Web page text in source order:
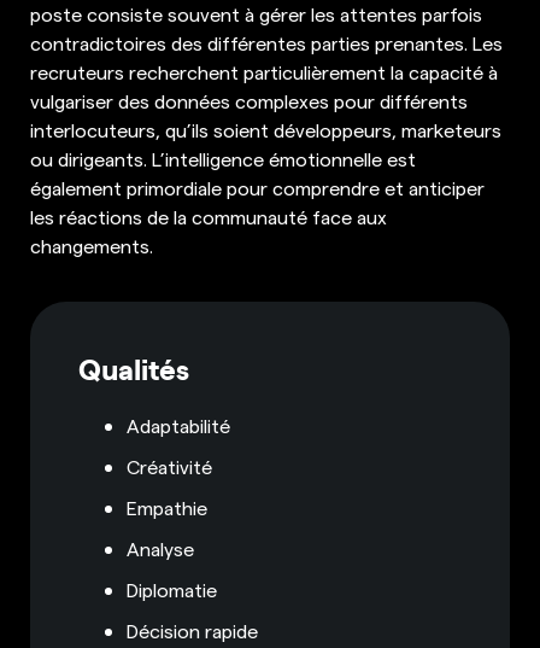
poste consiste souvent à gérer les attentes parfois
contradictoires des différentes parties prenantes. Les
recruteurs recherchent particulièrement la capacité à
vulgariser des données complexes pour différents
interlocuteurs, qu’ils soient développeurs, marketeurs
ou dirigeants. L’intelligence émotionnelle est
également primordiale pour comprendre et anticiper
les réactions de la communauté face aux
changements.
Qualités
Adaptabilité
Créativité
Empathie
Analyse
Diplomatie
Décision rapide